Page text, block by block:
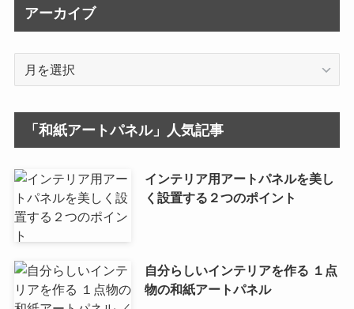
アーカイブ
「和紙アートパネル」人気記事
インテリア用アートパネルを美し
く設置する２つのポイント
自分らしいインテリアを作る １点
物の和紙アートパネル